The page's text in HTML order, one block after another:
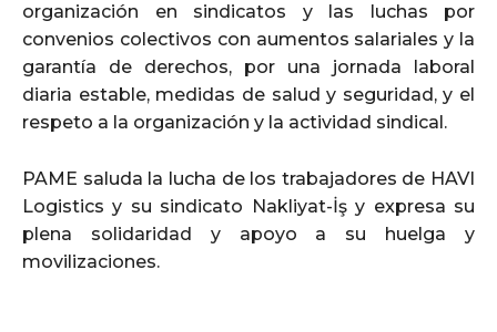
organización en sindicatos y las luchas por
convenios colectivos con aumentos salariales y la
garantía de derechos, por una jornada laboral
diaria estable, medidas de salud y seguridad, y el
respeto a la organización y la actividad sindical.
PAME saluda la lucha de los trabajadores de HAVI
Logistics y su sindicato Nakliyat-İş y expresa su
plena solidaridad y apoyo a su huelga y
movilizaciones.